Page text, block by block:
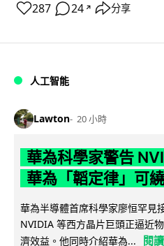
287 24 ↗ 分享
人工智能
Lawton 20 小時
華為科學家警告
華為「韜定律」可
華為半導體首席科學家廖恒罕見
NVIDIA 等西方晶片巨頭正逼近
濟效益。他同時介紹華為...
閱